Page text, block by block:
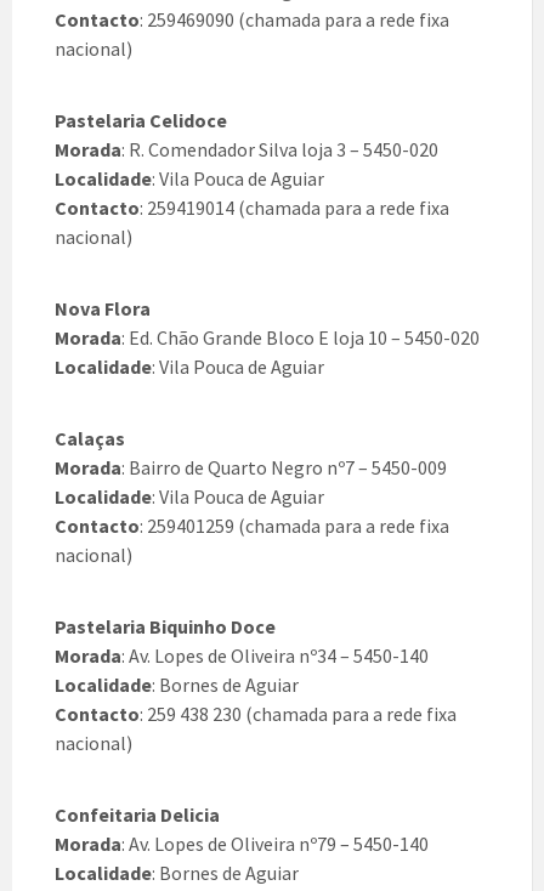
Contacto: 259469090 (chamada para a rede fixa
nacional)
Pastelaria Celidoce
Morada: R. Comendador Silva loja 3 – 5450-020
Localidade: Vila Pouca de Aguiar
Contacto: 259419014 (chamada para a rede fixa
nacional)
Nova Flora
Morada: Ed. Chão Grande Bloco E loja 10 – 5450-020
Localidade: Vila Pouca de Aguiar
Calaças
Morada: Bairro de Quarto Negro nº7 – 5450-009
Localidade: Vila Pouca de Aguiar
Contacto: 259401259 (chamada para a rede fixa
nacional)
Pastelaria Biquinho Doce
Morada: Av. Lopes de Oliveira nº34 – 5450-140
Localidade: Bornes de Aguiar
Contacto: 259 438 230 (chamada para a rede fixa
nacional)
Confeitaria Delicia
Morada: Av. Lopes de Oliveira nº79 – 5450-140
Localidade: Bornes de Aguiar